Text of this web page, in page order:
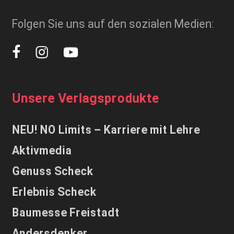
Folgen Sie uns auf den sozialen Medien:
Unsere Verlagsprodukte
NEU! NO Limits – Karriere mit Lehre
Aktivmedia
Genuss Scheck
Erlebnis Scheck
Baumesse Freistadt